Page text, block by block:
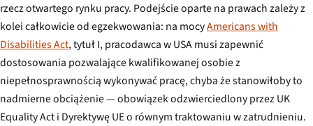
rzecz otwartego rynku pracy. Podejście oparte na prawach zależy z
kolei całkowicie od egzekwowania: na mocyAmericans with
Disabilities Act, tytuł I, pracodawca w USA musi zapewnić
dostosowania pozwalające kwalifikowanej osobie z
niepełnosprawnością wykonywać pracę, chyba że stanowiłoby to
nadmierne obciążenie — obowiązek odzwierciedlony przez UK
Equality Act i Dyrektywę UE o równym traktowaniu w zatrudnieniu.